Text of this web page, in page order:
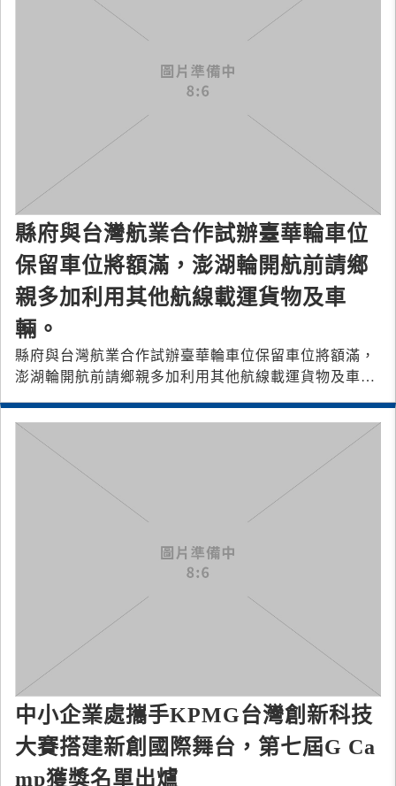
縣府與台灣航業合作試辦臺華輪車位
保留車位將額滿，澎湖輪開航前請鄉
親多加利用其他航線載運貨物及車
輛。
縣府與台灣航業合作試辦臺華輪車位保留車位將額滿，
澎湖輪開航前請鄉親多加利用其他航線載運貨物及車
中小企業處攜手KPMG台灣創新科技
大賽搭建新創國際舞台，第七屆G Ca
mp獲獎名單出爐